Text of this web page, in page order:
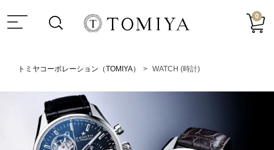
0
トミヤコーポレーション（TOMIYA） WATCH (時計)